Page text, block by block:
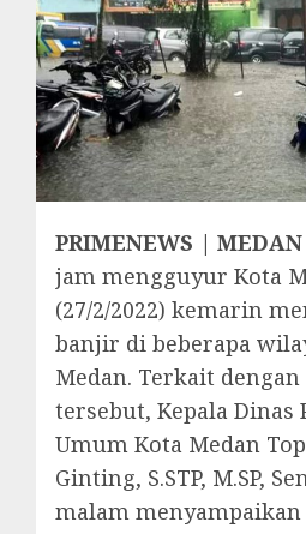
PRIMENEWS | MEDAN
jam mengguyur Kota
(27/2/2022) kemarin
banjir di beberapa
Medan. Terkait
tersebut, Kepala Dinas
Umum Kota Medan
Ginting, S.STP, M.SP,
malam